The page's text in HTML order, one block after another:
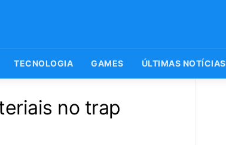
TECNOLOGIA GAMES ÚLTIMAS NOTÍCIAS
no trap